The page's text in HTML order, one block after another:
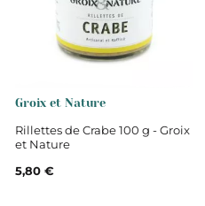
Groix et Nature
Rillettes de Crabe 100 g - Groix
et Nature
5,80 €